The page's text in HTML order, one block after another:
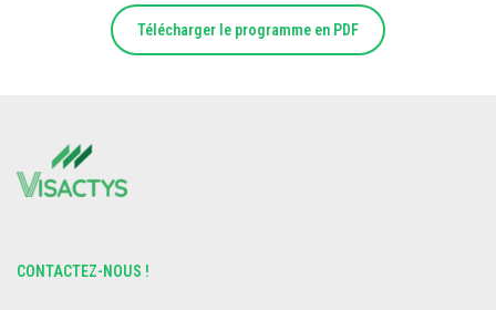
Télécharger le programme en PDF
CONTACTEZ-NOUS !